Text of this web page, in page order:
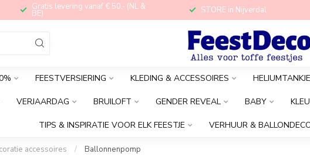
Gratis levering vanaf € 50,- (NL &
BE) STORE in Nijverdal
FEESTVERSIERING KLEDING & ACCESSOIRES
VERJAARDAG BRUILOFT GENDER REVEAL BABY
TIPS & INSPIRATIE VOOR ELK FEESTJE VERHUUR &
accessoires / Ballonnenpomp